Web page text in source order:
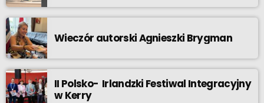
Wieczór autorski Agnieszki Brygman
II Polsko- Irlandzki Festiwal Integracyjny
w Kerry